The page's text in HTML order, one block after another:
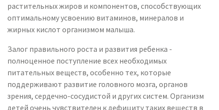
растительных жиров и компонентов, способствующих
оптимальному усвоению витаминов, минералов и
жирных кислот организмом малыша.
Залог правильного роста и развития ребенка -
полноценное поступление всех необходимых
питательных веществ, особенно тех, которые
поддерживают развитие головного мозга, органов
зрения, сердечно-сосудистой и других систем. Организм
детей очень чувствителен к дефициту таких веществ в